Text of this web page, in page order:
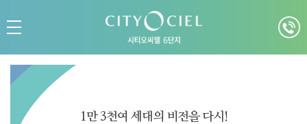
1만 3천여 세대의 비전을 다시!